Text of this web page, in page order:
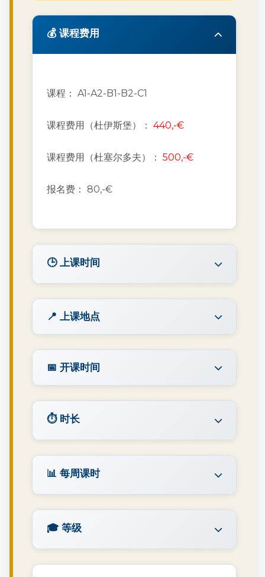
💰 课程费用
课程： A1-A2-B1-B2-C1
课程费用（杜伊斯堡）： 440,-€
课程费用（杜塞尔多夫）： 500,-€
报名费： 80,-€
🕒 上课时间
📍 上课地点
📅 开课时间
⏱️ 时长
📊 每周课时
🎓 等级